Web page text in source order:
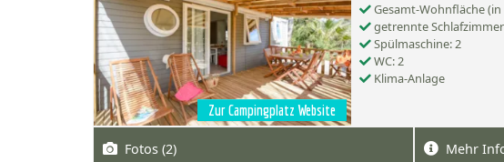
Zur Campingplatz Website
Gesamt-Wohnfläche (in
getrennte
Spülmaschine: 2
WC: 2
Klima-Anlage
Fotos (2) Mehr